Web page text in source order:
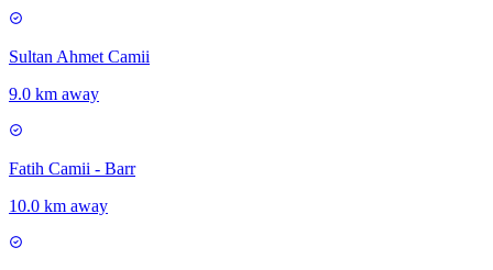
Sultan Ahmet Camii
9.0 km away
Fatih Camii - Barr
10.0 km away